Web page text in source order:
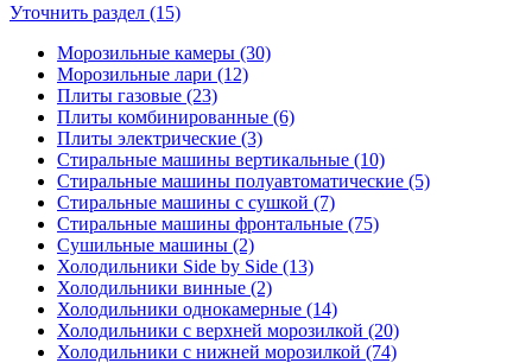
Уточнить раздел (15)
Морозильные камеры (30)
Морозильные лари (12)
Плиты газовые (23)
Плиты комбинированные (6)
Плиты электрические (3)
Стиральные машины вертикальные (10)
Стиральные машины полуавтоматические (5)
Стиральные машины с сушкой (7)
Стиральные машины фронтальные (75)
Сушильные машины (2)
Холодильники Side by Side (13)
Холодильники винные (2)
Холодильники однокамерные (14)
Холодильники с верхней морозилкой (20)
Холодильники с нижней морозилкой (74)